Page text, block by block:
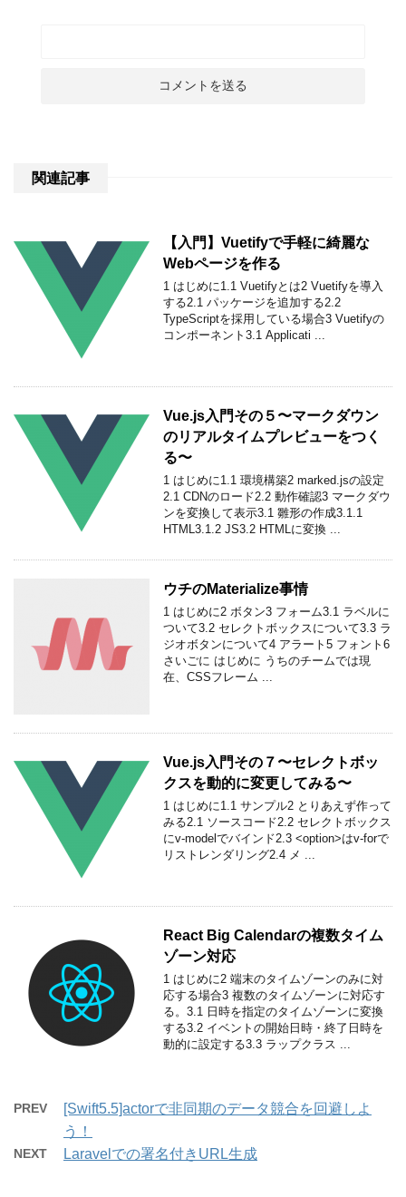
関連記事
【入門】Vuetifyで手軽に綺麗な
Webページを作る
1 はじめに1.1 Vuetifyとは2 Vuetifyを導入
する2.1 パッケージを追加する2.2
TypeScriptを採用している場合3 Vuetifyの
コンポーネント3.1 Applicati ...
Vue.js入門その５〜マークダウン
のリアルタイムプレビューをつく
る〜
1 はじめに1.1 環境構築2 marked.jsの設定
2.1 CDNのロード2.2 動作確認3 マークダウ
ンを変換して表示3.1 雛形の作成3.1.1
HTML3.1.2 JS3.2 HTMLに変換 ...
ウチのMaterialize事情
1 はじめに2 ボタン3 フォーム3.1 ラベルに
ついて3.2 セレクトボックスについて3.3 ラ
ジオボタンについて4 アラート5 フォント6
さいごに はじめに うちのチームでは現
在、CSSフレーム ...
Vue.js入門その７〜セレクトボッ
クスを動的に変更してみる〜
1 はじめに1.1 サンプル2 とりあえず作って
みる2.1 ソースコード2.2 セレクトボックス
にv-modelでバインド2.3 <option>はv-forで
リストレンダリング2.4 メ ...
React Big Calendarの複数タイム
ゾーン対応
1 はじめに2 端末のタイムゾーンのみに対
応する場合3 複数のタイムゾーンに対応す
る。3.1 日時を指定のタイムゾーンに変換
する3.2 イベントの開始日時・終了日時を
動的に設定する3.3 ラップクラス ...
PREV
[Swift5.5]actorで非同期のデータ競合を回避しよ
う！
NEXT Laravelでの署名付きURL生成